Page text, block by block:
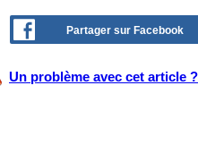
Partager sur Facebook
Un problème avec cet article